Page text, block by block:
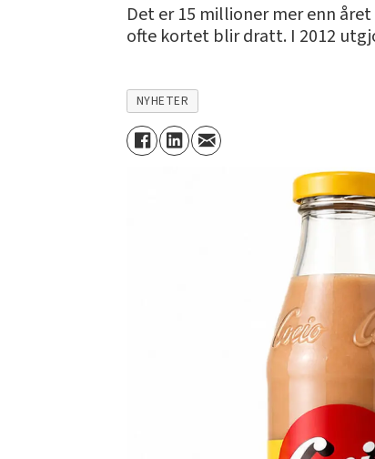
Det er 15 millioner mer enn
ofte kortet blir dratt. I 2012
NYHETER